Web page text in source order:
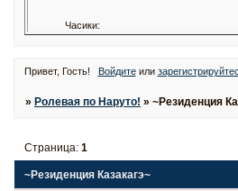
Часики:
Привет, Гость! Войдитеили
» Ролевая по Наруто! »~Резиденция
~Резиденция Казакагэ~
Страница:1